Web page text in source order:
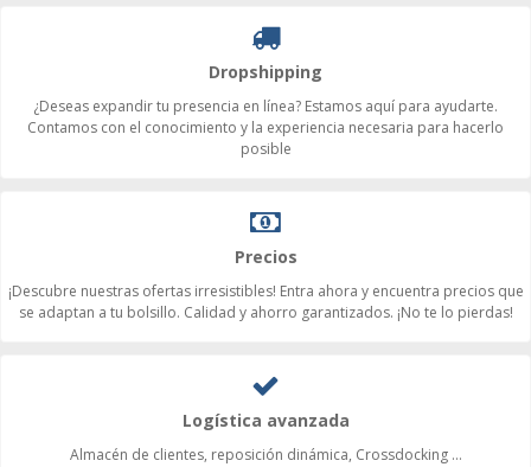
Dropshipping
¿Deseas expandir tu presencia en línea? Estamos aquí para ayudarte.
Contamos con el conocimiento y la experiencia necesaria para hacerlo
posible
Precios
¡Descubre nuestras ofertas irresistibles! Entra ahora y encuentra precios que
se adaptan a tu bolsillo. Calidad y ahorro garantizados. ¡No te lo pierdas!
Logística avanzada
Almacén de clientes, reposición dinámica, Crossdocking ...